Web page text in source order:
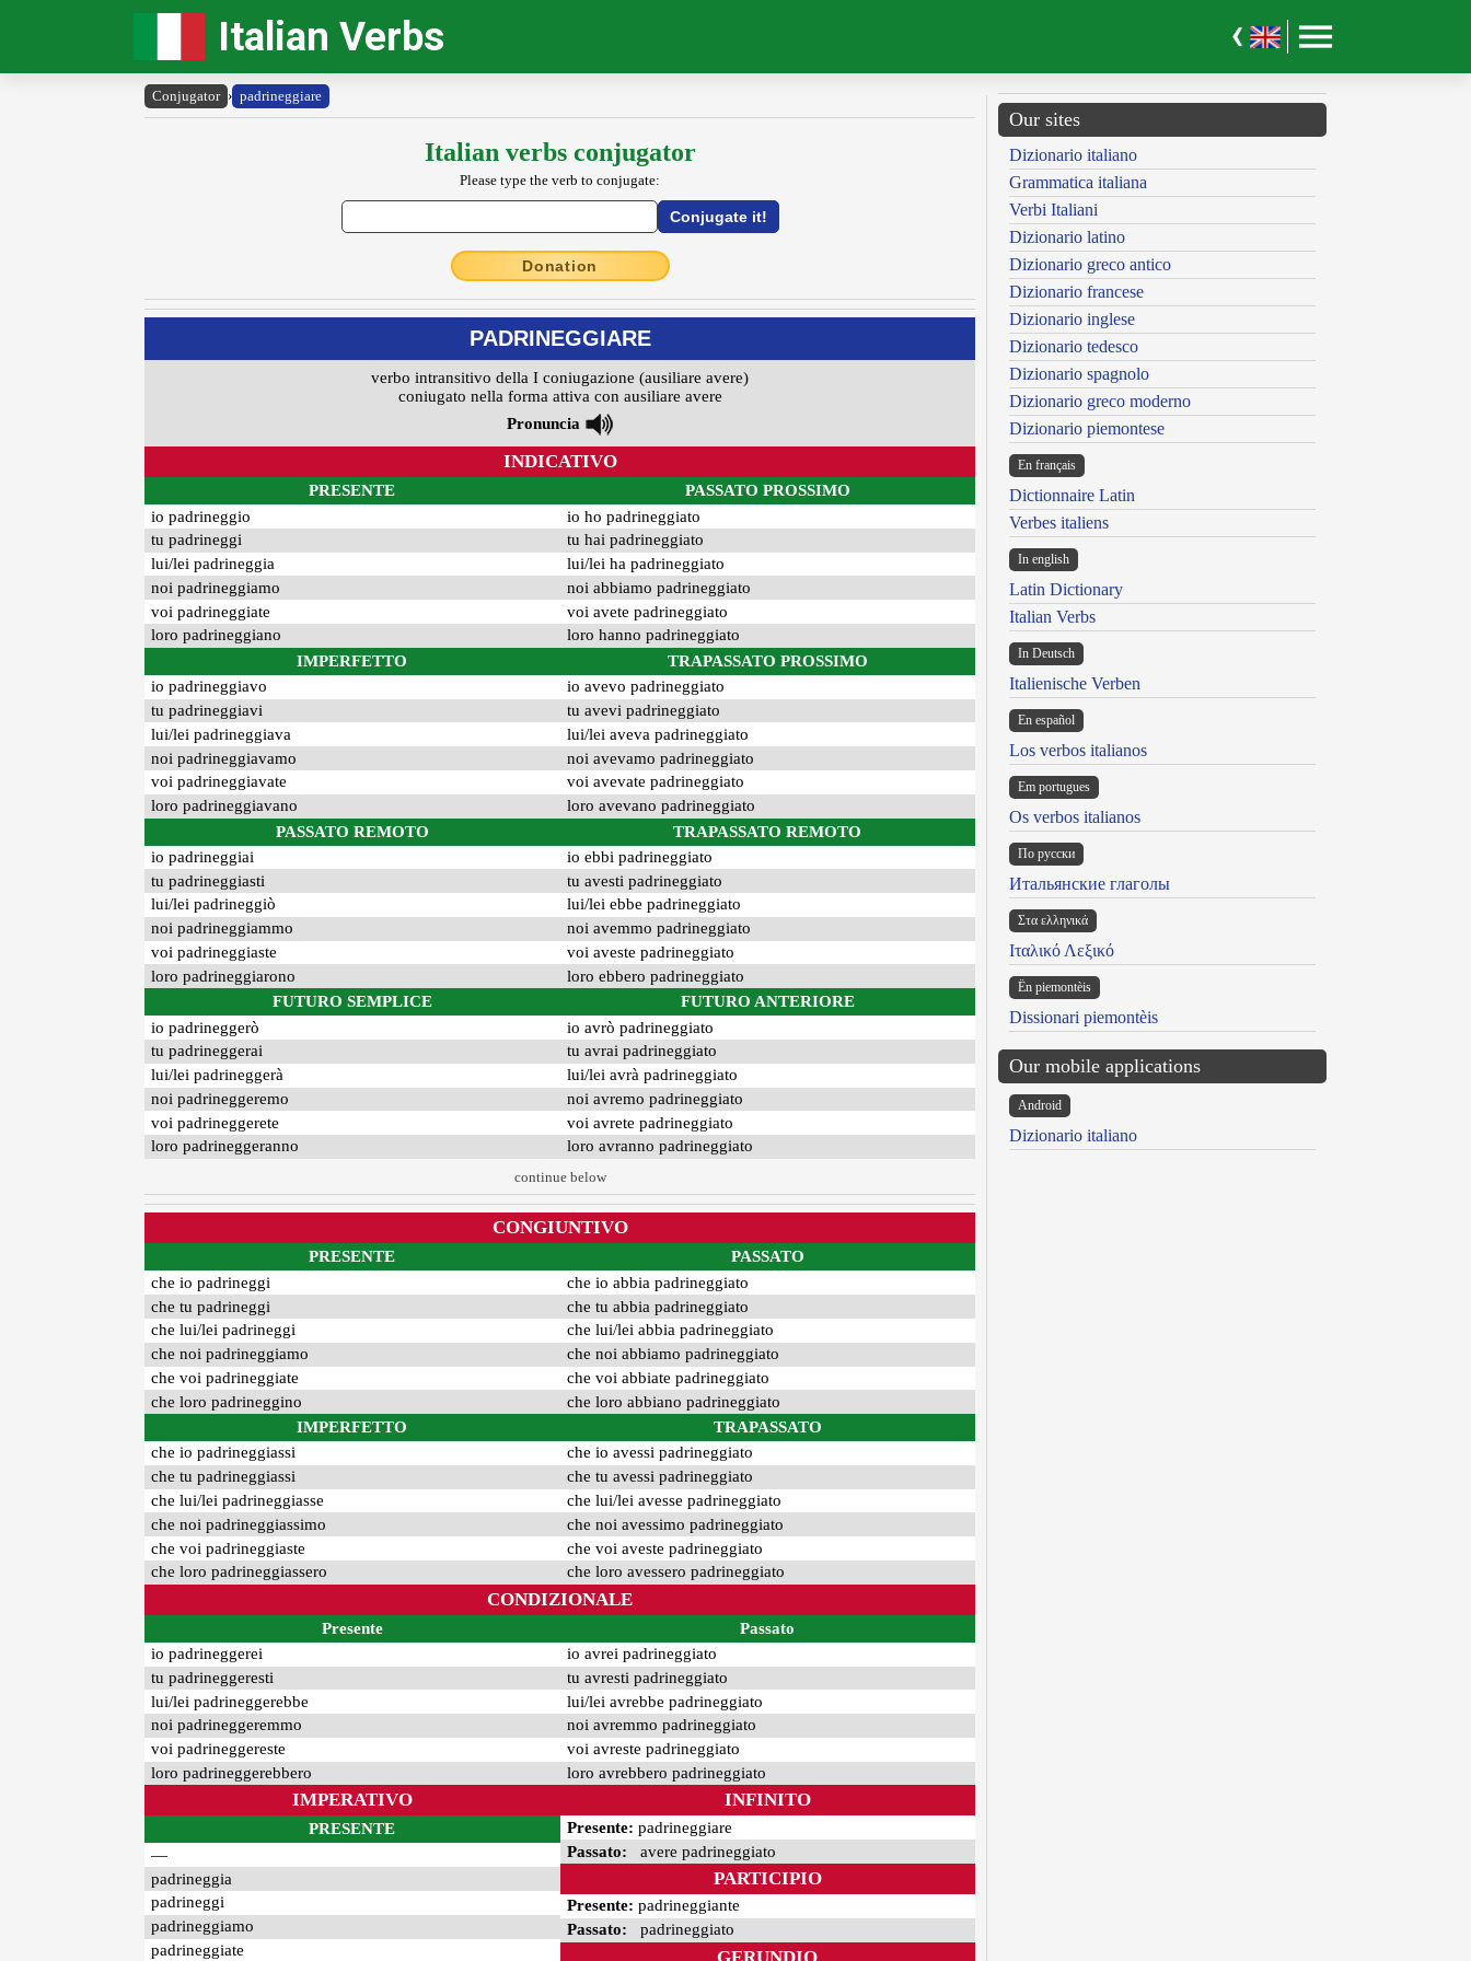
Italian Verbs
Conjugator › padrineggiare
Italian verbs conjugator
Please type the verb to conjugate:
Donation
PADRINEGGIARE
verbo intransitivo della I coniugazione (ausiliare avere)
coniugato nella forma attiva con ausiliare avere
Pronuncia
INDICATIVO
PRESENTE
io padrineggio
tu padrineggi
lui/lei padrineggia
noi padrineggiamo
voi padrineggiate
loro padrineggiano
IMPERFETTO
io padrineggiavo
tu padrineggiavi
lui/lei padrineggiava
noi padrineggiavamo
voi padrineggiavate
loro padrineggiavano
PASSATO REMOTO
io padrineggiai
tu padrineggiasti
lui/lei padrineggiò
noi padrineggiammo
voi padrineggiaste
loro padrineggiarono
FUTURO SEMPLICE
io padrineggerò
tu padrineggerai
lui/lei padrineggerà
noi padrineggeremo
voi padrineggerete
loro padrineggeranno
PASSATO PROSSIMO
io ho padrineggiato
tu hai padrineggiato
lui/lei ha padrineggiato
noi abbiamo padrineggiato
voi avete padrineggiato
loro hanno padrineggiato
TRAPASSATO PROSSIMO
io avevo padrineggiato
tu avevi padrineggiato
lui/lei aveva padrineggiato
noi avevamo padrineggiato
voi avevate padrineggiato
loro avevano padrineggiato
TRAPASSATO REMOTO
io ebbi padrineggiato
tu avesti padrineggiato
lui/lei ebbe padrineggiato
noi avemmo padrineggiato
voi aveste padrineggiato
loro ebbero padrineggiato
FUTURO ANTERIORE
io avrò padrineggiato
tu avrai padrineggiato
lui/lei avrà padrineggiato
noi avremo padrineggiato
voi avrete padrineggiato
loro avranno padrineggiato
continue below
CONGIUNTIVO
PRESENTE
che io padrineggi
che tu padrineggi
che lui/lei padrineggi
che noi padrineggiamo
che voi padrineggiate
che loro padrineggino
IMPERFETTO
che io padrineggiassi
che tu padrineggiassi
che lui/lei padrineggiasse
che noi padrineggiassimo
che voi padrineggiaste
che loro padrineggiassero
PASSATO
che io abbia padrineggiato
che tu abbia padrineggiato
che lui/lei abbia padrineggiato
che noi abbiamo padrineggiato
che voi abbiate padrineggiato
che loro abbiano padrineggiato
TRAPASSATO
che io avessi padrineggiato
che tu avessi padrineggiato
che lui/lei avesse padrineggiato
che noi avessimo padrineggiato
che voi aveste padrineggiato
che loro avessero padrineggiato
CONDIZIONALE
Presente
io padrineggerei
tu padrineggeresti
lui/lei padrineggerebbe
noi padrineggeremmo
voi padrineggereste
loro padrineggerebbero
Passato
io avrei padrineggiato
tu avresti padrineggiato
lui/lei avrebbe padrineggiato
noi avremmo padrineggiato
voi avreste padrineggiato
loro avrebbero padrineggiato
IMPERATIVO
PRESENTE
—
padrineggia
padrineggi
padrineggiamo
padrineggiate
INFINITO
Presente: padrineggiare
Passato: avere padrineggiato
PARTICIPIO
Presente: padrineggiante
Passato: padrineggiato
GERUNDIO
Our sites
Dizionario italiano
Grammatica italiana
Verbi Italiani
Dizionario latino
Dizionario greco antico
Dizionario francese
Dizionario inglese
Dizionario tedesco
Dizionario spagnolo
Dizionario greco moderno
Dizionario piemontese
En français
Dictionnaire Latin
Verbes italiens
In english
Latin Dictionary
Italian Verbs
In Deutsch
Italienische Verben
En español
Los verbos italianos
Em portugues
Os verbos italianos
По русски
Итальянские глаголы
Στα ελληνικά
Ιταλικό Λεξικό
Ën piemontèis
Dissionari piemontèis
Our mobile applications
Android
Dizionario italiano